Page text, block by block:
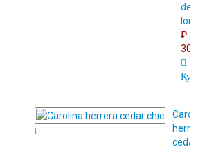
dear
lord
₽
3000.00
Купить
Сarolina
herrera
cedar